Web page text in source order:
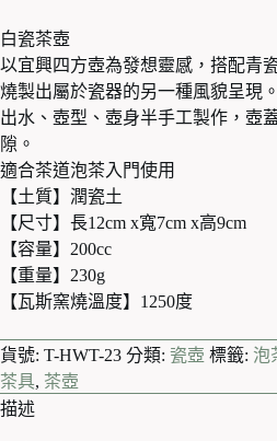
白瓷茶壺
以宜興四方壺為發想靈感，搭配青
燒製出屬於瓷器的另一種風貌呈現。
出水、壺型、壺身半手工製作，壺
隙。
適合茶道泡茶入門使用
【土質】潤瓷土
【尺寸】長12cm x寬7cm x高9cm
【容量】200cc
【重量】230g
【瓦斯窯燒溫度】1250度
貨號: T-HWT-23 分類: 瓷壺 標籤: 泡
茶具, 茶壺
描述